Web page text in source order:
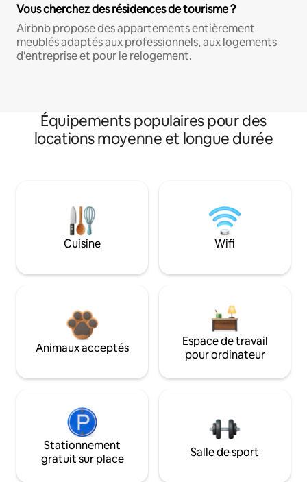
Vous cherchez des résidences de tourisme ?
Airbnb propose des appartements entièrement
meublés adaptés aux professionnels, aux logements
d'entreprise et pour le relogement.
Équipements populaires pour des
locations moyenne et longue durée
Cuisine Wifi
Animaux acceptés
Espace de travail
pour ordinateur
Stationnement
gratuit sur place
Salle de sport